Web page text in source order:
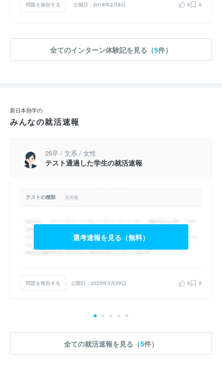
問題を報告する 公開日：2018年2月8日 0 0
全てのインターン体験記を見る（5件）
新日本熱学の
みんなの就活速報
26卒 / 文系 / 女性
テスト通過した学生の就活速報
テストの種類
選考速報を見る（無料）
問題を報告する 公開日：2025年3月29日 0 0
全ての就活速報を見る（5件）